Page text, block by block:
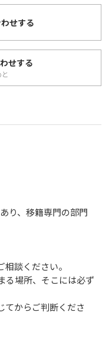
せする
せする
り、移籍専門の部門
談ください。
る場所、そこには必ず
てからご判断くださ